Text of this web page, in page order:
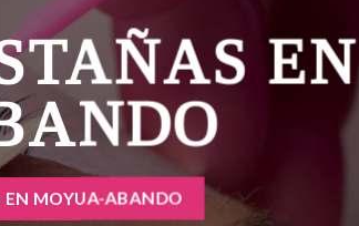
EN
EN MOYUA-ABANDO